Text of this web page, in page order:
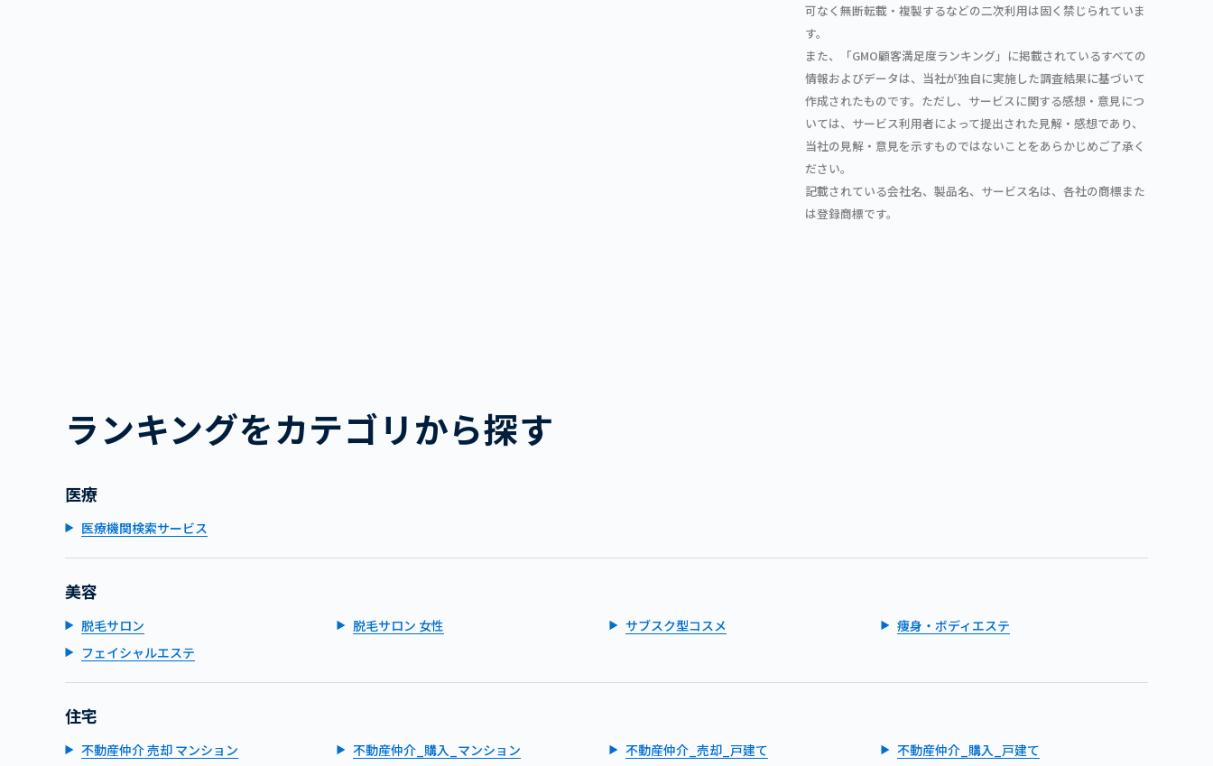
可なく無断転載・複製するなどの二次利用は固く禁じられていま
す。
また、「GMO顧客満足度ランキング」に掲載されているすべての
情報およびデータは、当社が独自に実施した調査結果に基づいて
作成されたものです。ただし、サービスに関する感想・意見につ
いては、サービス利用者によって提出された見解・感想であり、
当社の見解・意見を示すものではないことをあらかじめご了承く
ださい。
記載されている会社名、製品名、サービス名は、各社の商標また
は登録商標です。
ランキングをカテゴリから探す
医療
医療機関検索サービス
美容
脱毛サロン 脱毛サロン 女性 サブスク型コスメ
痩身・ボディエステ
フェイシャルエステ
住宅
不動産仲介 売却 マンション 不動産仲介_購入_マンション 不動産仲介_売却_戸建て
不動産仲介_購入_戸建て